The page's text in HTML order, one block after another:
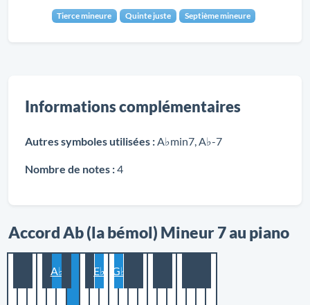
Tierce mineure Quinte juste Septième mineure
Informations complémentaires
Autres symboles utilisées :A♭min7, A♭-7
Nombre de notes :4
Accord Ab (la bémol) Mineur 7 au piano
A♭ E♭ G♭